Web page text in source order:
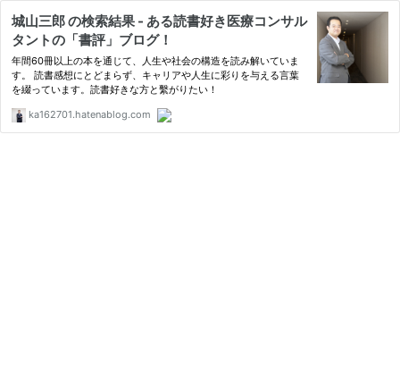
城山三郎 の検索結果 - ある読書好き医療コンサル
タントの「書評」ブログ！
年間60冊以上の本を通じて、人生や社会の構造を読み解いていま
す。 読書感想にとどまらず、キャリアや人生に彩りを与える言葉
を綴っています。読書好きな方と繫がりたい！
ka162701.hatenablog.com